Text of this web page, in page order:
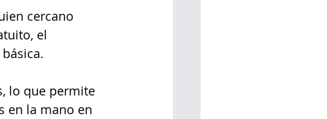
cercano
el
lo que permite
en la mano en